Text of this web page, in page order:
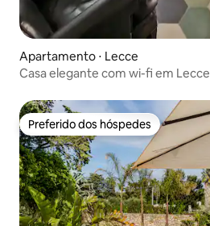
Apartamento ⋅ Lecce
Casa elegante com wi-fi em Lecce
Preferido dos hóspedes
Preferido dos hóspedes